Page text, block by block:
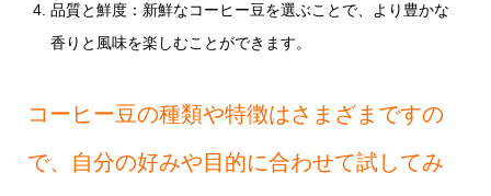
品質と鮮度：新鮮なコーヒー豆を選ぶことで、より豊かな
香りと風味を楽しむことができます。
コーヒー豆の種類や特徴はさまざまですの
で、自分の好みや目的に合わせて試してみ